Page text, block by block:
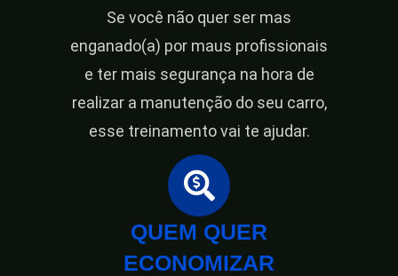
Se você não quer ser mas
enganado(a) por maus profissionais
e ter mais segurança na hora de
realizar a manutenção do seu carro,
esse treinamento vai te ajudar.
QUEM QUER
ECONOMIZAR